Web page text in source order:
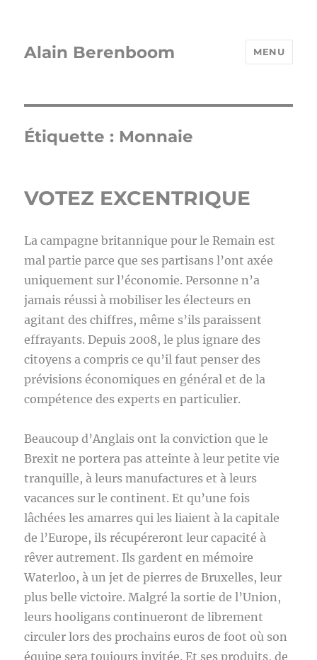
Alain Berenboom MENU
Étiquette : Monnaie
VOTEZ EXCENTRIQUE
La campagne britannique pour le Remain est
mal partie parce que ses partisans l’ont axée
uniquement sur l’économie. Personne n’a
jamais réussi à mobiliser les électeurs en
agitant des chiffres, même s’ils paraissent
effrayants. Depuis 2008, le plus ignare des
citoyens a compris ce qu’il faut penser des
prévisions économiques en général et de la
compétence des experts en particulier.
Beaucoup d’Anglais ont la conviction que le
Brexit ne portera pas atteinte à leur petite vie
tranquille, à leurs manufactures et à leurs
vacances sur le continent. Et qu’une fois
lâchées les amarres qui les liaient à la capitale
de l’Europe, ils récupéreront leur capacité à
rêver autrement. Ils gardent en mémoire
Waterloo, à un jet de pierres de Bruxelles, leur
plus belle victoire. Malgré la sortie de l’Union,
leurs hooligans continueront de librement
circuler lors des prochains euros de foot où son
équipe sera toujours invitée. Et ses produits, de